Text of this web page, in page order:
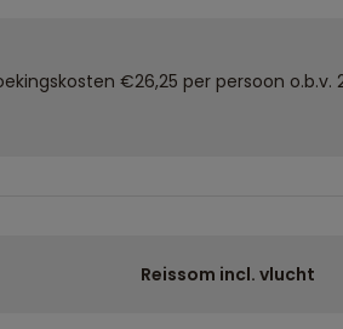
€26,25 per persoon o.b.v.
Reissom incl. vlucht